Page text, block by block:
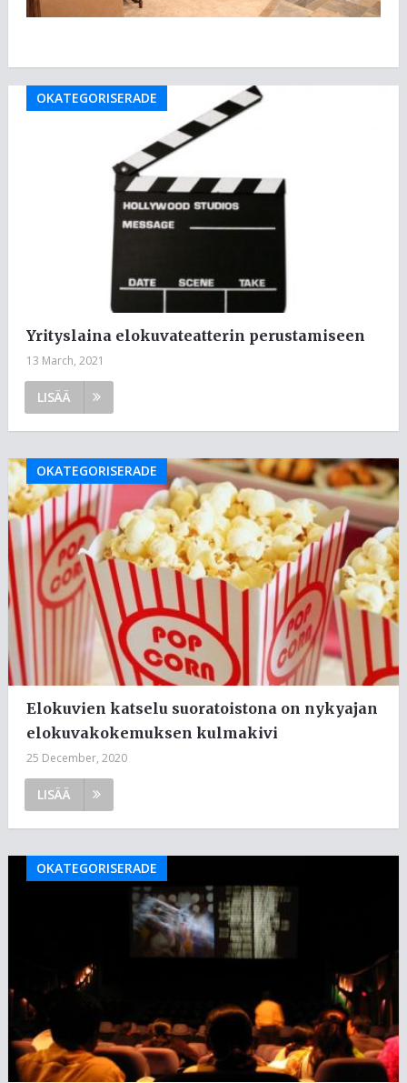
OKATEGORISERADE
Yrityslaina elokuvateatterin perustamiseen
13 March, 2021
LISÄÄ
OKATEGORISERADE
Elokuvien katselu suoratoistona on nykyajan
elokuvakokemuksen kulmakivi
25 December, 2020
LISÄÄ
OKATEGORISERADE